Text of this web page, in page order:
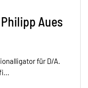
Aues
für D/A.